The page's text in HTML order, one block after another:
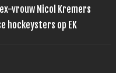
vrouw Nicol Kremers
hockeysters op EK